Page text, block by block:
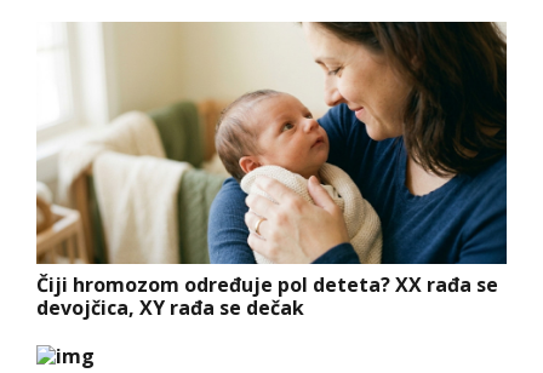
Čiji hromozom određuje pol deteta? XX rađa se
devojčica, XY rađa se dečak